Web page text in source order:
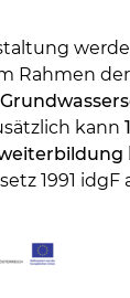
Rahmen
kann
1991